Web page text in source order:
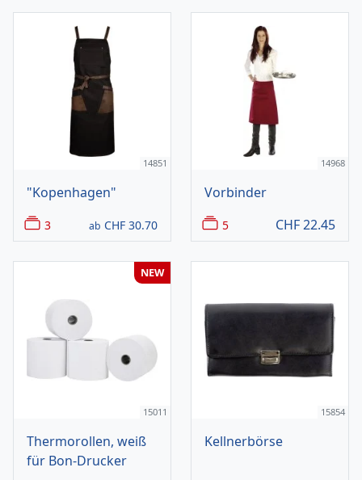
14851
"Kopenhagen"
3 ab CHF 30.70
14968
Vorbinder
5 CHF22.45
15011
Thermorollen, weiß
für Bon-Drucker
NEW
15854
Kellnerbörse